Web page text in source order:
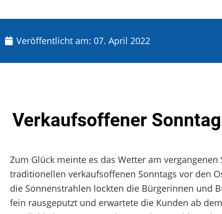
Veröffentlicht am: 07. April 2022
Verkaufsoffener
Zum Glück meinte es das Wetter am
traditionellen verkaufsoffenen Sonntags vor den
die Sonnenstrahlen lockten die Bürgerinnen und
fein rausgeputzt und erwartete die Kunden ab